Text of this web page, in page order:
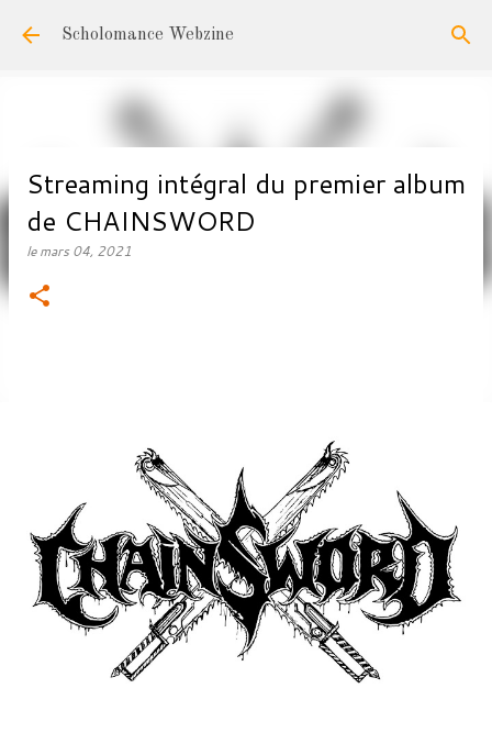
Accéder au contenu principal
Scholomance Webzine
Streaming intégral du premier album
de CHAINSWORD
lemars 04, 2021